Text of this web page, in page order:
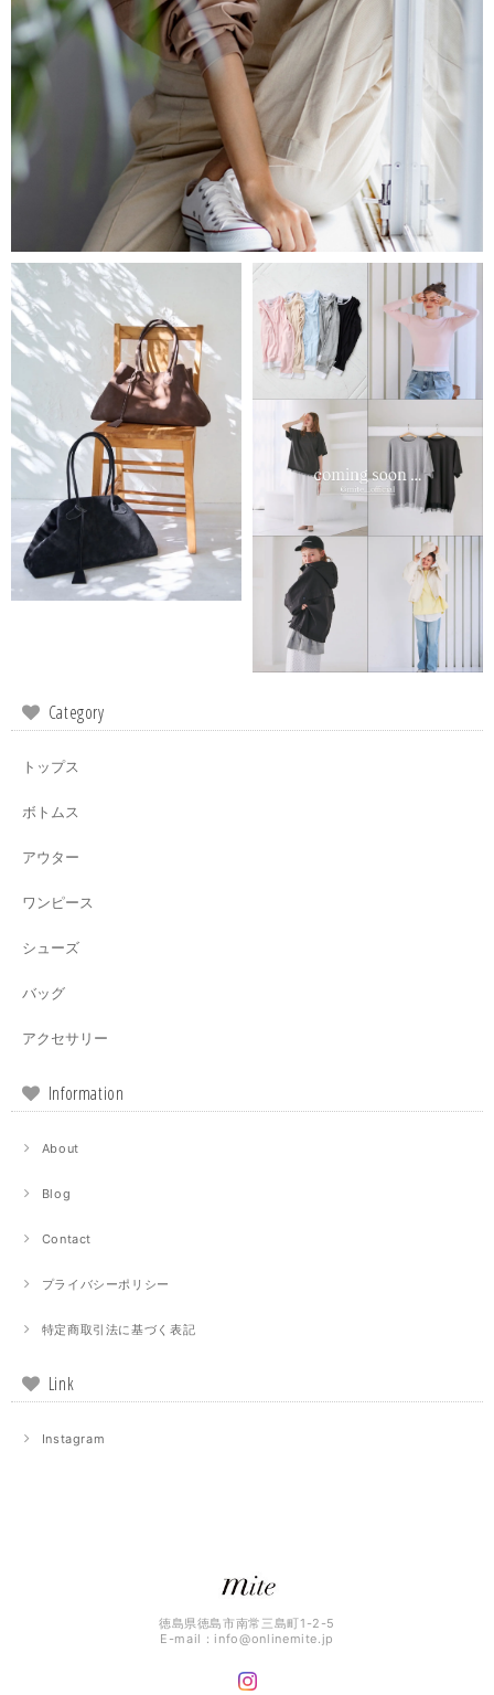
Category
トップス
ボトムス
アウター
ワンピース
シューズ
バッグ
アクセサリー
Information
About
Blog
Contact
プライバシーポリシー
特定商取引法に基づく表記
Link
Instagram
徳島県徳島市南常三島町1-2-5
E-mail： info@onlinemite.jp